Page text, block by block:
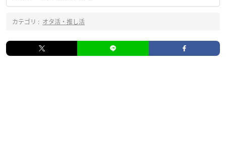
カテゴリ : オタ活・推し活